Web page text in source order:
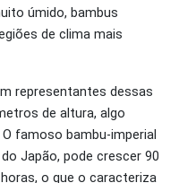
úmido, bambus
de clima mais
representantes dessas
de altura, algo
famoso bambu-imperial
Japão, pode crescer 90
o que o caracteriza